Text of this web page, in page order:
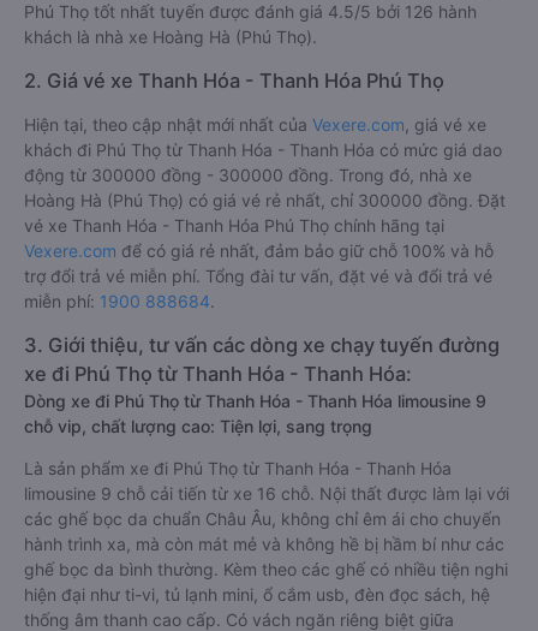
Phú Thọ tốt nhất tuyến được đánh giá 4.5/5 bởi 126 hành
khách là nhà xe Hoàng Hà (Phú Thọ).
2. Giá vé xe Thanh Hóa - Thanh Hóa Phú Thọ
Hiện tại, theo cập nhật mới nhất của Vexere.com , giá vé xe
khách đi Phú Thọ từ Thanh Hóa - Thanh Hóa có mức giá dao
động từ 300000 đồng - 300000 đồng. Trong đó, nhà xe
Hoàng Hà (Phú Thọ) có giá vé rẻ nhất, chỉ 300000 đồng. Đặt
vé xe Thanh Hóa - Thanh Hóa Phú Thọ chính hãng tại
Vexere.com để có giá rẻ nhất, đảm bảo giữ chỗ 100% và hỗ
trợ đổi trả vé miễn phí. Tổng đài tư vấn, đặt vé và đổi trả vé
miễn phí: 1900 888684.
3. Giới thiệu, tư vấn các dòng xe chạy tuyến đường
xe đi Phú Thọ từ Thanh Hóa - Thanh Hóa:
Dòng xe đi Phú Thọ từ Thanh Hóa - Thanh Hóa limousine 9
chỗ vip, chất lượng cao: Tiện lợi, sang trọng
Là sản phẩm xe đi Phú Thọ từ Thanh Hóa - Thanh Hóa
limousine 9 chỗ cải tiến từ xe 16 chỗ. Nội thất được làm lại với
các ghế bọc da chuẩn Châu Âu, không chỉ êm ái cho chuyến
hành trình xa, mà còn mát mẻ và không hề bị hầm bí như các
ghế bọc da bình thường. Kèm theo các ghế có nhiều tiện nghi
hiện đại như ti-vi, tủ lạnh mini, ổ cắm usb, đèn đọc sách, hệ
thống âm thanh cao cấp. Có vách ngăn riêng biệt giữa